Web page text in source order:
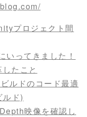
プロジェクト間
ってきました！
たこと
ルドのコード最適
ド)
映像を確認し